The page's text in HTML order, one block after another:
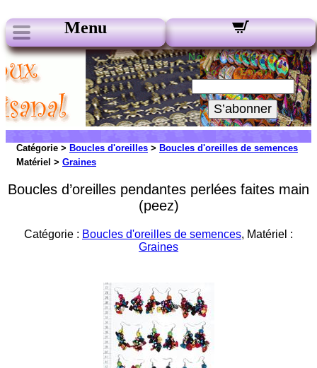
Menu
Nos Newsletters :
Votre Email :
S’abonner
Catégorie > Boucles d'oreilles > Boucles d'oreilles de semences
Matériel > Graines
Boucles d’oreilles pendantes perlées faites main
(peez)
Catégorie : Boucles d'oreilles de semences, Matériel :
Graines